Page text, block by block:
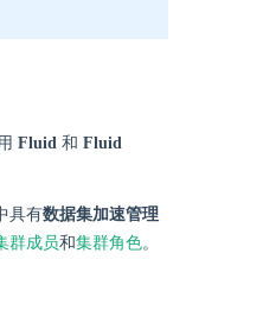
Fluid 和 Fluid
具有数据集加速管理
群成员和集群角色。